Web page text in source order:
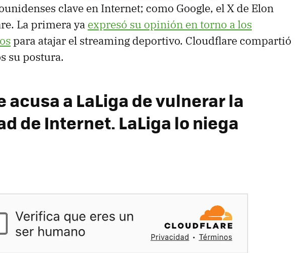
clave en Internet; como Google, el X de Elon
La primera ya expresó su opinión en torno a los
para atajar el streaming deportivo. Cloudflare compartió
su postura.
acusa a LaLiga de vulnerar la
de Internet. LaLiga lo niega